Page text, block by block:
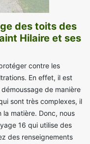
des toits des
Hilaire et ses
contre les
En effet, il est
de manière
sont très complexes, il
matière. Donc, nous
16 qui utilise des
des renseignements